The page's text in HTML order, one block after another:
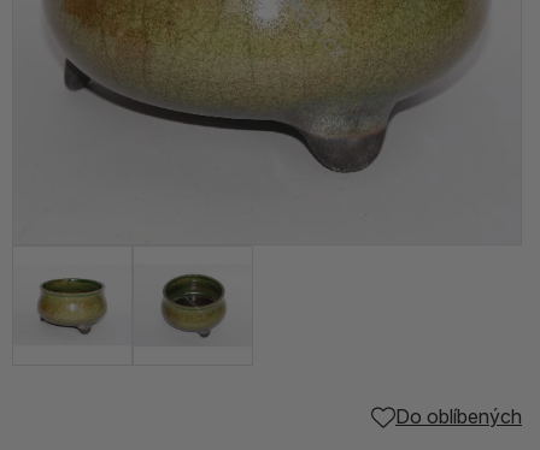
Do oblíbených